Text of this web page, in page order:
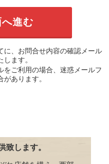
、お問合せ内容の確認メール
します。
ご利用の場合、迷惑メールフ
があります。
致します。